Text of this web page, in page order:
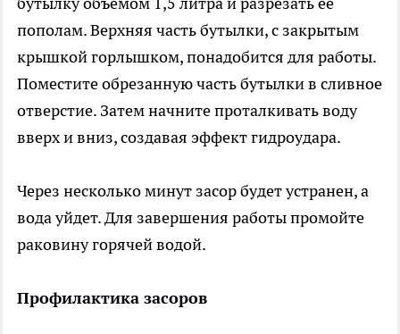
пополам. Верхняя часть бутылки, с закрытым
крышкой горлышком, понадобится для работы.
Поместите обрезанную часть бутылки в сливное
отверстие. Затем начните проталкивать воду
вверх и вниз, создавая эффект гидроудара.
Через несколько минут засор будет устранен, а
вода уйдет. Для завершения работы промойте
раковину горячей водой.
Профилактика засоров